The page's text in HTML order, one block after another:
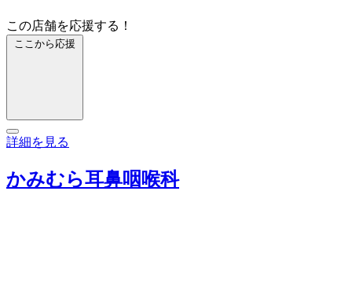
この店舗を応援する！
ここから応援
詳細を見る
かみむら耳鼻咽喉科